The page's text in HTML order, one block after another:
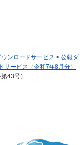
ウンロードサービス > 公報ダ
サービス（令和7年8月分）
43号）